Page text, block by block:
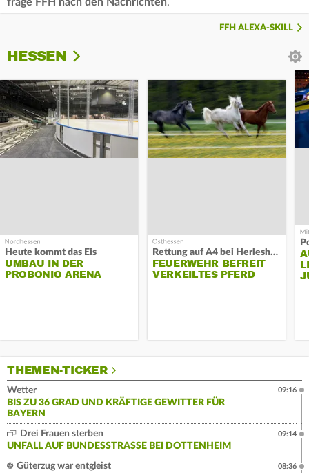
FFH ALEXA-SKILL
HESSEN
Heute kommt das Eis
UMBAU IN DER
PROBONIO ARENA
Rettung auf A4 bei Herleshausen
FEUERWEHR BEFREIT
VERKEILTES PFERD
THEMEN-TICKER
Wetter
BIS ZU 36 GRAD UND KRÄFTIGE GEWITTER FÜR
BAYERN
09:16
Drei Frauen sterben
UNFALL AUF BUNDESSTRASSE BEI DOTTENHEIM
09:14
Güterzug war entgleist
08:36